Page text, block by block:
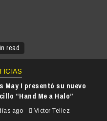
read
May I presentó su nuevo
“Hand Me a Halo”
ago Victor Tellez